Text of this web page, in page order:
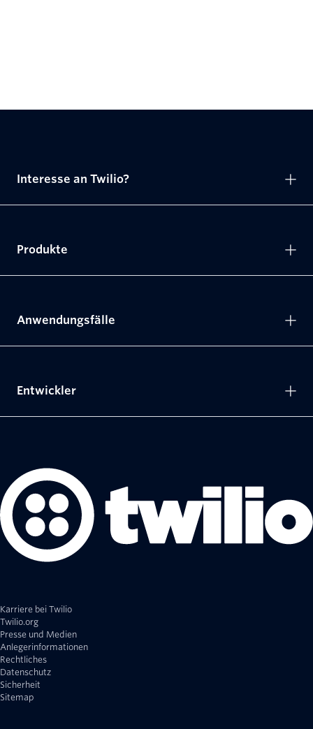
Karriere bei Twilio
Twilio.org
Presse und Medien
Anlegerinformationen
Rechtliches
Datenschutz
Sicherheit
Sitemap
Interesse an Twilio?
Produkte
Anwendungsfälle
Entwickler